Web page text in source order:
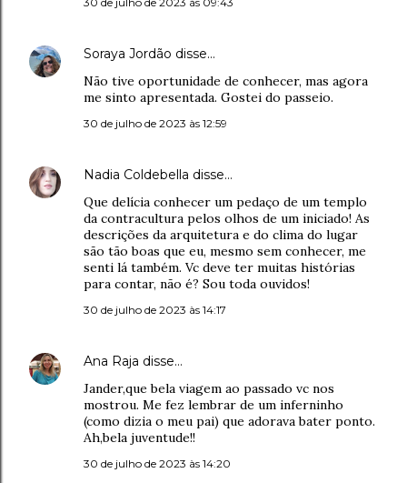
Soraya Jordão disse…
Não tive oportunidade de conhecer, mas agora
me sinto apresentada. Gostei do passeio.
30 de julho de 2023 às 12:59
Nadia Coldebella disse…
Que delícia conhecer um pedaço de um templo
da contracultura pelos olhos de um iniciado! As
descrições da arquitetura e do clima do lugar
são tão boas que eu, mesmo sem conhecer, me
senti lá também. Vc deve ter muitas histórias
para contar, não é? Sou toda ouvidos!
30 de julho de 2023 às 14:17
Ana Raja disse…
Jander,que bela viagem ao passado vc nos
mostrou. Me fez lembrar de um inferninho
(como dizia o meu pai) que adorava bater ponto.
Ah,bela juventude!!
30 de julho de 2023 às 14:20